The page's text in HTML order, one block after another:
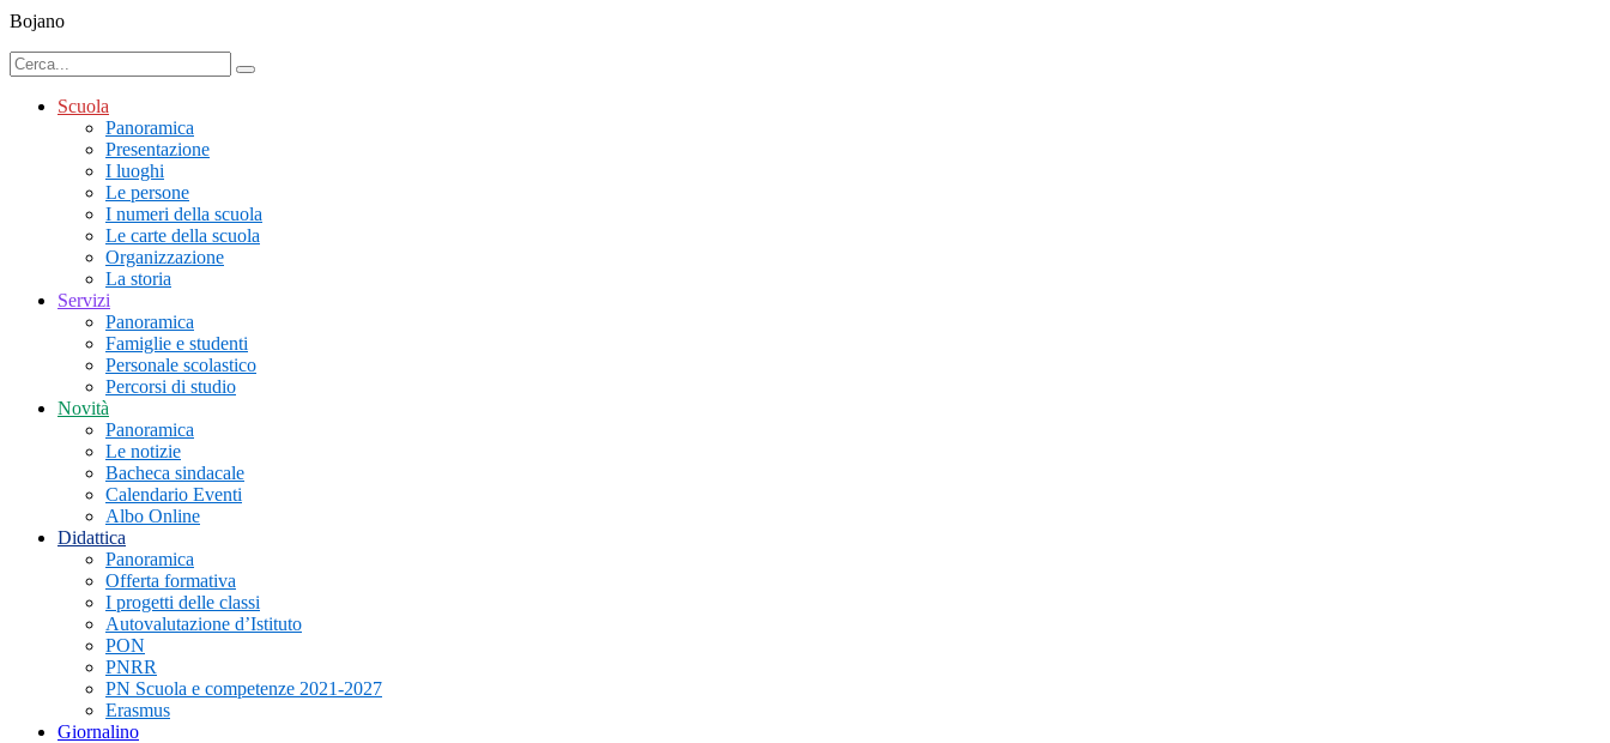
Bojano
Scuola
Panoramica
Presentazione
I luoghi
Le persone
I numeri della scuola
Le carte della scuola
Organizzazione
La storia
Servizi
Panoramica
Famiglie e studenti
Personale scolastico
Percorsi di studio
Novità
Panoramica
Le notizie
Bacheca sindacale
Calendario Eventi
Albo Online
Didattica
Panoramica
Offerta formativa
I progetti delle classi
Autovalutazione d’Istituto
PON
PNRR
PN Scuola e competenze 2021-2027
Erasmus
Giornalino